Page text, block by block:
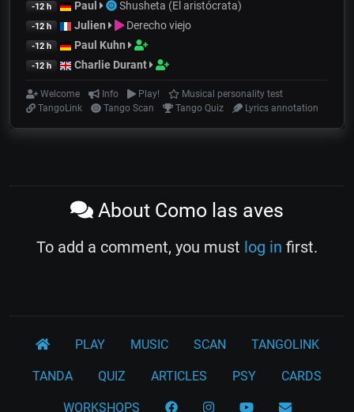
-12 h Paul Shusheta (El aristócrata)
-12 h Julien Derecho viejo
-12 h Paul Kuhn
-12 h Charlie Durant
Welcome Info Play!
Musical personality test
TangoLink
Tango Scan Tango Quiz Lyrics annotation
About Como las aves
To add a comment, you must log in first.
PLAY MUSIC SCAN TANGOLINK
TANDA QUIZ ARTICLES PSY CARDS
WORKSHOPS